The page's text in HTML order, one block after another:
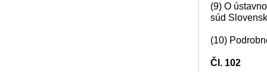
(9) O
súd
(10)
Čl. 102